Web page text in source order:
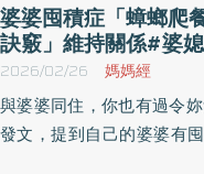
婆婆囤積症「蟑螂爬
訣竅」維持關係#婆媳
2026/02/26 媽媽經
與婆婆同住，你也有過令
發文，提到自己的婆婆有